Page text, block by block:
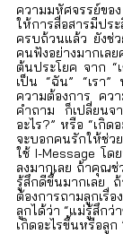
ความมหัศจรรย์ขอ
ให้การสื่อสารมีปร
ครบถ้วนแล้ว ยังช่
คนฟังอย่างมากเลย
ต้นประโยค จาก “
เป็น “ฉัน” “เรา”
ความต้องการ คว
คำถาม ก็เปลี่ยนจ
อะไร?” หรือ “เกิด
จะบอกคนรักให้ช่
ใช้ I-Message โด
ลงมากเลย ถ้าคุณ
รู้สึกดีขึ้นมากเลย
ต้องการถามลูกเรื่
ลูกได้ว่า “แม่รู้สึกว่
เกิดอะไรขึ้นหรือลูก